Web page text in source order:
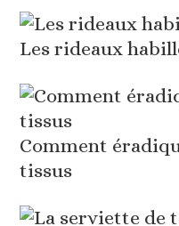
Les rideaux
Comment
tissus